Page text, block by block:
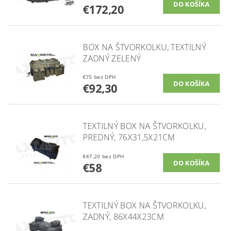
€172,20
BOX NA ŠTVORKOLKU, TEXTILNÝ
ZADNÝ ZELENÝ
€75 bez DPH
€92,30
TEXTILNÝ BOX NA ŠTVORKOLKU,
PREDNÝ, 76X31,5X21CM
€47,20 bez DPH
€58
TEXTILNÝ BOX NA ŠTVORKOLKU,
ZADNÝ, 86X44X23CM